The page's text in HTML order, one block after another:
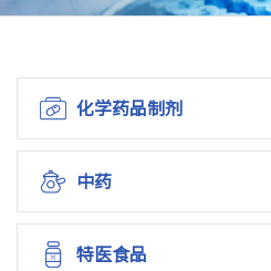
化学药品制剂
中药
特医食品